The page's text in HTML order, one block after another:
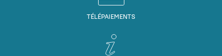
TÉLÉPAIEMENTS